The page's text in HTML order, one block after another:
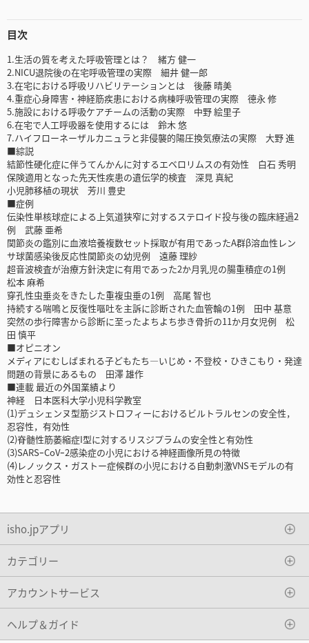
目次
1.生活の質を考えた呼吸管理とは？ 緒方 健一
2.NICU退院後の在宅呼吸管理の実際 細井 健一郎
3.在宅における呼吸リハビリテーションとは 後藤 晴美
4.重症心身障害・神経筋疾患における病棟呼吸管理の実際 德永 修
5.施設における呼吸ケアチームの活動の実際 中野 絵里子
6.在宅で人工呼吸器を使用するには 鈴木 悠
7.ハイフローネーザルカニュラと非侵襲的陽圧換気療法の実際 大野 進
■綜説
結節性硬化症に伴うてんかんに対するエベロリムスの有効性 白石 秀明
保険適用となった先天性疾患の遺伝学的検査 深見 真紀
小児肺移植の現状 芳川 豊史
■症例
伝染性単核球症による上気道狭窄に対するステロイド投与後の臨床経過2
例 武藤 亜希
関節炎の鑑別に血液培養複数セット採取が有用であったA群β溶血性レン
サ球菌感染後反応性関節炎の幼児例 遠藤 理紗
超音波検査が治療方針決定に有用であった2か月乳児の腸重積症の1例
松本 麻希
穿孔性虫垂炎をきたした重複虫垂の1例 高尾 智也
持続する喘鳴と反復性嘔吐を主訴に診断された血管輪の1例 田中 基意
突然の歩行障害から診断に至ったよちよち歩き骨折の11か月女児例 松
田 慎平
■オピニオン
メディアにむしばまれる子どもたち―いじめ・不登校・ひきこもり・発達
問題の背景にあるもの 田澤 雄作
■連載 最近の外国業績より
神経 日本医科大学小児科学教室
(1)デュシェンヌ型筋ジストロフィーにおけるビルトラルセンの安全性，
忍容性，有効性
(2)脊髄性筋萎縮症I型に対するリスジプラムの安全性と有効性
(3)SARSｰCoVｰ2感染症の小児における神経画像所見の特徴
(4)レノックス・ガストー症候群の小児における自動刺激VNSモデルの有
効性と忍容性
isho.jpアプリ
カテゴリー
アカウントサービス
ヘルプ＆ガイド